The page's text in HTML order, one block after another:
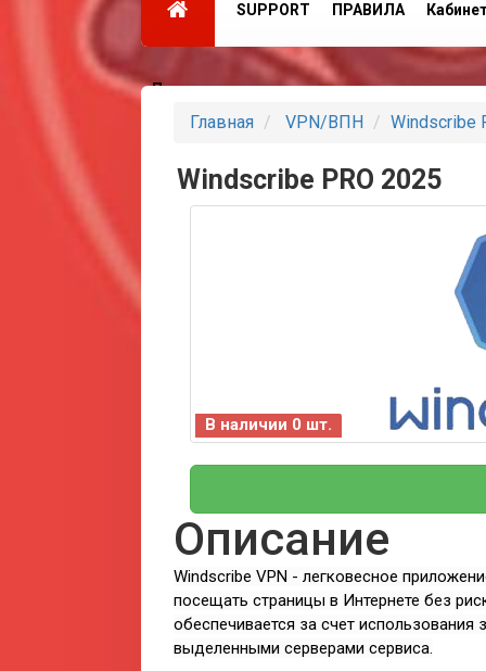
SUPPORT ПРАВИЛА
Партнеры
Главная VPN/ВПН Windscribe
Windscribe PRO 2025
В наличии 0 шт.
Описание
Windscribe VPN - легковесное
посещать страницы в Интернете без
обеспечивается за счет
выделенными серверами сервиса.